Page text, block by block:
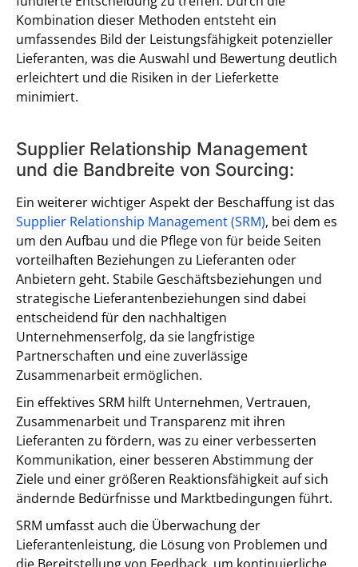
Kombination dieser Methoden entsteht ein
umfassendes Bild der Leistungsfähigkeit potenzieller
Lieferanten, was die Auswahl und Bewertung deutlich
erleichtert und die Risiken in der Lieferkette
minimiert.
Supplier Relationship Management
und die Bandbreite von Sourcing:
Ein weiterer wichtiger Aspekt der Beschaffung ist das
Supplier Relationship Management (SRM), bei dem es
um den Aufbau und die Pflege von für beide Seiten
vorteilhaften Beziehungen zu Lieferanten oder
Anbietern geht. Stabile Geschäftsbeziehungen und
strategische Lieferantenbeziehungen sind dabei
entscheidend für den nachhaltigen
Unternehmenserfolg, da sie langfristige
Partnerschaften und eine zuverlässige
Zusammenarbeit ermöglichen.
Ein effektives SRM hilft Unternehmen, Vertrauen,
Zusammenarbeit und Transparenz mit ihren
Lieferanten zu fördern, was zu einer verbesserten
Kommunikation, einer besseren Abstimmung der
Ziele und einer größeren Reaktionsfähigkeit auf sich
ändernde Bedürfnisse und Marktbedingungen führt.
SRM umfasst auch die Überwachung der
Lieferantenleistung, die Lösung von Problemen und